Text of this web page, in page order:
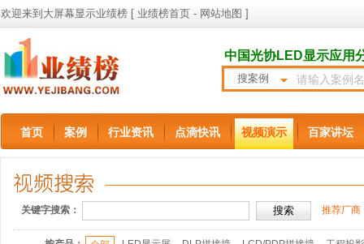
欢迎来到大屏幕显示业绩榜 [ 业绩榜首页 - 网站地图 ]
中国光协LED显示应用
搜案例
首页 案例 行业资讯 点滴快讯 视频演示 百家讲坛
关键字搜索： 推荐厂商